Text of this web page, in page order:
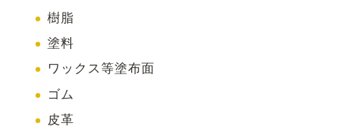
樹脂
塗料
ワックス等塗布面
ゴム
皮革